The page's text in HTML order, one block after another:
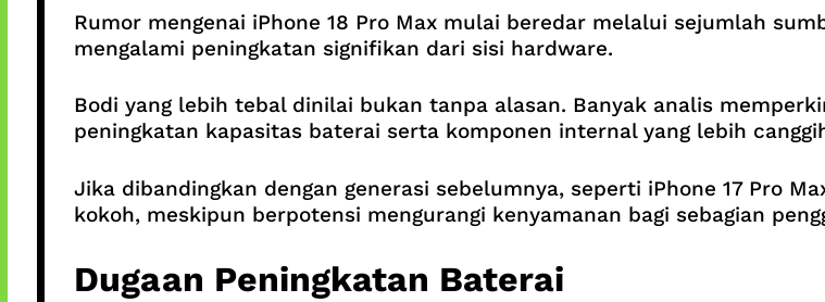
Rumor mengenai iPhone 18 Pro Max mulai beredar melalui sejumlah
mengalami peningkatan signifikan dari sisi hardware.
Bodi yang lebih tebal dinilai bukan tanpa alasan. Banyak analis
peningkatan kapasitas baterai serta komponen internal yang lebih
Jika dibandingkan dengan generasi sebelumnya, seperti iPhone 17 Pro
kokoh, meskipun berpotensi mengurangi kenyamanan bagi sebagian
Dugaan Peningkatan Baterai